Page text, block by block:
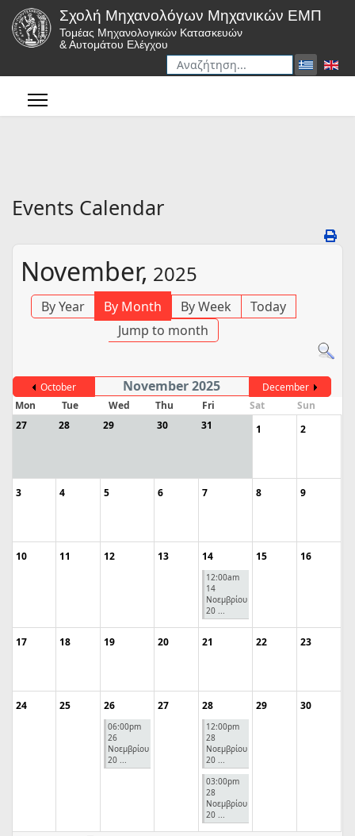
Σχολή Μηχανολόγων Μηχανικών ΕΜΠ
Τομέας Μηχανολογικών Κατασκευών
& Αυτομάτου Ελέγχου
Αναζήτηση
Events Calendar
November, 2025
By Year By Month By Week
Today
Jump to month
October November 2025
December
Mon
Tue Wed Thu Fri Sat
Sun
27
28 29 30 31 1 2
3 4 5 6 7 8 9
10 11 12 13 14
12:00am
14
Νοεμβρίου
20 ...
15 16
17 18 19 20 21 22 23
24 25 26
06:00pm
26
Νοεμβρίου
20 ...
27 28
12:00pm
28
Νοεμβρίου
20 ...
03:00pm
28
Νοεμβρίου
20 ...
29 30